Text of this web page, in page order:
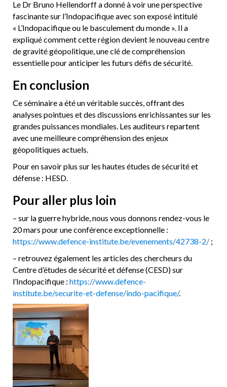
Le Dr Bruno Hellendorff a donné à voir une perspective
fascinante sur l’Indopacifique avec son exposé intitulé
« L’Indopacifique ou le basculement du monde ». Il a
expliqué comment cette région devient le nouveau centre
de gravité géopolitique, une clé de compréhension
essentielle pour anticiper les futurs défis de sécurité.
En conclusion
Ce séminaire a été un véritable succès, offrant des
analyses pointues et des discussions enrichissantes sur les
grandes puissances mondiales. Les auditeurs repartent
avec une meilleure compréhension des enjeux
géopolitiques actuels.
Pour en savoir plus sur les hautes études de sécurité et
défense : HESD.
Pour aller plus loin
– sur la guerre hybride, nous vous donnons rendez-vous le
20 mars pour une conférence exceptionnelle :
https://www.defence-institute.be/evenements/42738-2/ ;
– retrouvez également les articles des chercheurs du
Centre d’études de sécurité et défense (CESD) sur
l’Indopacifique : https://www.defence-
institute.be/securite-et-defense/indo-pacifique/.